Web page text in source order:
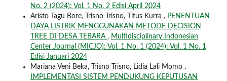
No. 2 (2024): Vol. 1 No. 2 Edisi April 2024
Aristo Tagu Bore, Trisno Trisno, Titus Kurra , PENENTUAN
DAYA LISTRIK MENGGUNAKAN METODE DECISION
TREE DI DESA TEBARA , Multidisciplinary Indonesian
Center Journal (MICJO): Vol. 1 No. 1 (2024): Vol. 1 No. 1
Edisi Januari 2024
Mariana Veni Beka, Trisno Trisno, Lidia Lali Momo ,
IMPLEMENTASI SISTEM PENDUKUNG KEPUTUSAN